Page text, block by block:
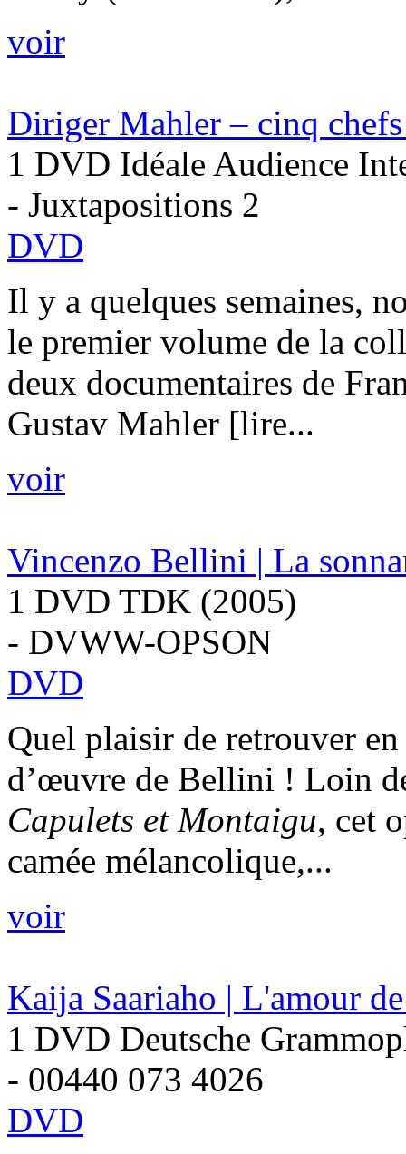
voir
Diriger Mahler – cinq
1 DVD Idéale Audience
- Juxtapositions 2
DVD
Il y a quelques semaines,
le premier volume de la
deux documentaires de
Gustav Mahler [lire...
voir
Vincenzo Bellini | La
1 DVD TDK (2005)
- DVWW-OPSON
DVD
Quel plaisir de retrouver
d’œuvre de Bellini ! Loin
Capulets et Montaigu, cet
camée mélancolique,...
voir
Kaija Saariaho | L'amour
1 DVD Deutsche
- 00440 073 4026
DVD